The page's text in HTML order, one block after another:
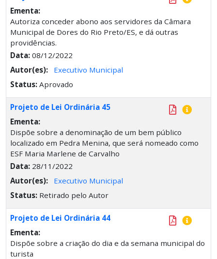
Ementa:
Autoriza conceder abono aos servidores da Câmara
Municipal de Dores do Rio Preto/ES, e dá outras
providências.
Data: 08/12/2022
Autor(es):
Executivo Municipal
Status: Aprovado
Projeto de Lei Ordinária 45
Ementa:
Dispõe sobre a denominação de um bem público
localizado em Pedra Menina, que será nomeado como
ESF Maria Marlene de Carvalho
Data: 28/11/2022
Autor(es):
Executivo Municipal
Status: Retirado pelo Autor
Projeto de Lei Ordinária 44
Ementa:
Dispõe sobre a criação do dia e da semana municipal do
turista